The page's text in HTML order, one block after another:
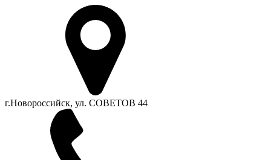
г.Новороссийск, ул. СОВЕТОВ 44